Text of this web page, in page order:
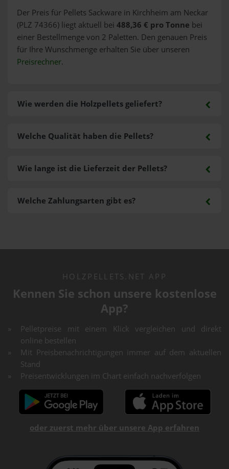
Der Preis für Pellets Sackware in Kirchheim am Neckar
(PLZ 74366) liegt aktuell bei 488,36 € pro Tonne bei
einer Bestellmenge von 2 Paletten. Den genauen Preis
für Ihre Wunschmenge erhalten Sie über unseren
Preisrechner.
Wie werden die Holzpellets geliefert?
Welche Zahlungsarten gibt es?
Welche Qualität haben die Pellets?
Wie lange ist die Lieferzeit der Pellets?
HOLZPELLETS.NET APP
Kennen Sie schon unsere kostenlose
App?
Pelletpreise mit einem Klick vergleichen und direkt
online bestellen
Mit Preisbenachrichtigungen immer auf dem aktuellen
Stand
Preisentwicklungen im Chart einfach nachverfolgen
oder zuerst mehr über unsere App erfahren